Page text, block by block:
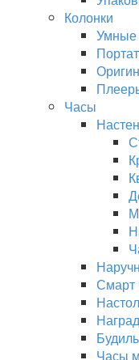
Колонки
Умные
Часы
Смарт
Часы